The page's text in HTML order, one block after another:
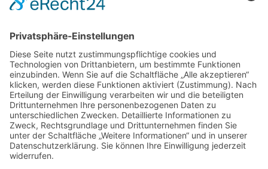
Verbreitung und jede Art der Verwertung außerhalb
schriftlichen Zustimmung des jeweiligen Autors bzw.
Erstellers. Downloads und Kopien dieser Seite sind nur
für den privaten, nicht kommerziellen Gebrauch
gestattet. Soweit die Inhalte auf dieser Seite nicht vom
Betreiber erstellt wurden, werden die Urheberrechte
Dritter beachtet. Insbesondere werden Inhalte Dritter
als solche gekennzeichnet. Sollten Sie trotzdem auf
eine Urheberrechtsverletzung aufmerksam werden,
bitten wir um einen entsprechenden Hinweis. Bei